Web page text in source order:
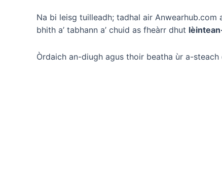
Na bi leisg tuilleadh; tadhal air
bhith a’ tabhann a’ chuid as fheàrr dhut
Òrdaich an-diugh agus thoir beatha ùr a-